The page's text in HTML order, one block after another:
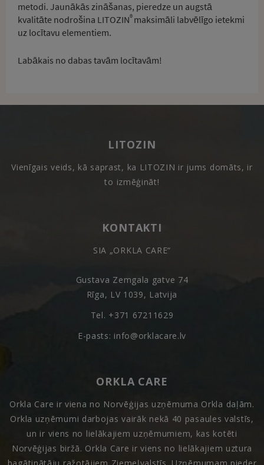
metodi. Jaunākās zināšanas, pieredze un augstā
kvalitāte nodrošina LITOZIN® maksimāli labvēlīgo ietekmi
uz locītavu elementiem.
Labākais no dabas tavām locītavām!
LITOZIN
Vienīgais veids, kā saprast, ka LITOZIN ir jums domāts, ir
to izmēģināt!
KONTAKTI
SIA „ORKLA CARE“
Gustava Zemgala gatve 74
Rīga, LV 1039, Latvija
Tel. +371 67211629
E-pasts: info@orklacare.lv
ORKLA CARE
Orkla Care ir viena no Norvēģijas uzņēmuma Orkla daļām.
Orkla uzņēmumi darbojas vairāk nekā 40 pasaules valstīs,
un ir viens no lielākajiem uzņēmumiem, kas kotēti
Norvēģijas biržā. Orkla Care ir viens no lielākajiem uztura